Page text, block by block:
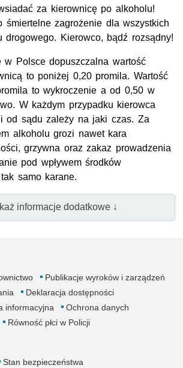
za kierownicę po alkoholu!
śmiertelne zagrożenie dla wszystkich
drogowego. Kierowco, bądź rozsądny!
w Polsce dopuszczalna wartość
to poniżej 0,20 promila. Wartość
to wykroczenie a od 0,50 w
W każdym przypadku kierowca
od sądu zależy na jaki czas. Za
alkoholu grozi nawet kara
grzywna oraz zakaz prowadzenia
pod wpływem środków
samo karane.
informacje dodatkowe ↓
Publikacje wyroków i zarządzeń
Deklaracja dostępności
informacyjna
Ochrona danych
Równość płci w Policji
Stan bezpieczeństwa